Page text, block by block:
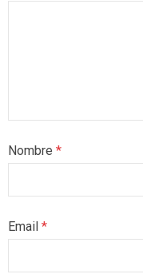
Nombre *
Email *